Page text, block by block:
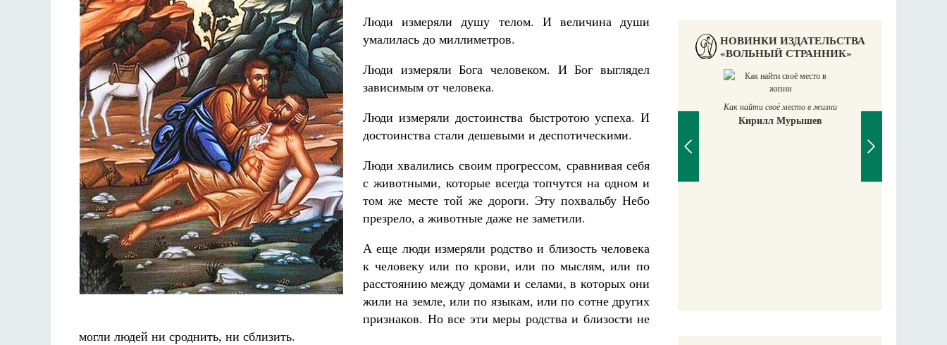
Люди измеряли душу телом. И величина души
умалилась до миллиметров.
Люди измеряли Бога человеком. И Бог выглядел
зависимым от человека.
Люди измеряли достоинства быстротою успеха. И
достоинства стали дешевыми и деспотическими.
Люди хвалились своим прогрессом, сравнивая себя
с животными, которые всегда топчутся на одном и
том же месте той же дороги. Эту похвальбу Небо
презрело, а животные даже не заметили.
А еще люди измеряли родство и близость человека
к человеку или по крови, или по мыслям, или по
расстоянию между домами и селами, в которых они
жили на земле, или по языкам, или по сотне других
признаков. Но все эти меры родства и близости не
могли людей ни сроднить, ни сблизить.
НОВИНКИ ИЗДАТЕЛЬСТВА
«ВОЛЬНЫЙ СТРАННИК»
Как найти своё место в жизни
Кирилл Мурышев